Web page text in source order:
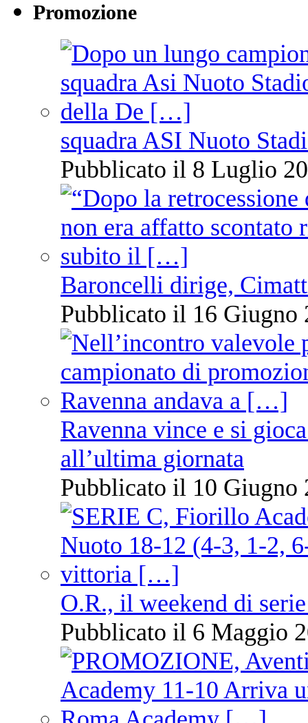
Promozione
squadra ASI Nuoto
Pubblicato il 8 Luglio
Baroncelli dirige,
Pubblicato il 16 Giugno
Ravenna vince e si
all’ultima giornata
Pubblicato il 10 Giugno
O.R., il weekend di
Pubblicato il 6 Maggio